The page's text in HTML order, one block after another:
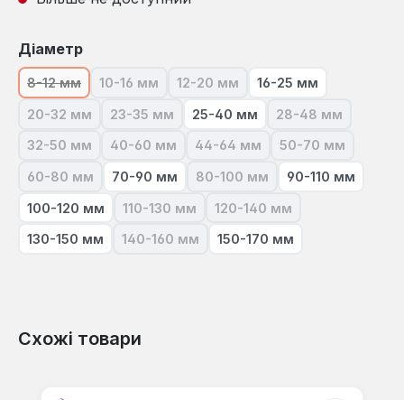
Виберіть
Діаметр
8-12 мм(Ця опція наразі недоступна.)
10-16 мм(Ця опція наразі недоступна.)
12-20 мм(Ця опція наразі недоступна.)
16-25 мм
20-32 мм(Ця опція наразі недоступна.)
23-35 мм(Ця опція наразі недоступна.)
25-40 мм 28-48 мм
(Ця опція
32-50 мм(Ця опція наразі недоступна.)
40-60 мм(Ця опція наразі недоступна.)
44-64 мм(Ця опція наразі
50-70 мм
(Ця опція
60-80 мм(Ця опція наразі недоступна.)
70-90 мм 80-100 мм(Ця опція наразі
90-110 мм
100-120 мм 110-130 мм(Ця опція наразі недоступна.)
120-140 мм(Ця опція наразі
130-150 мм 140-160 мм(Ця опція наразі недоступна.)
150-170 мм
Схожі товари